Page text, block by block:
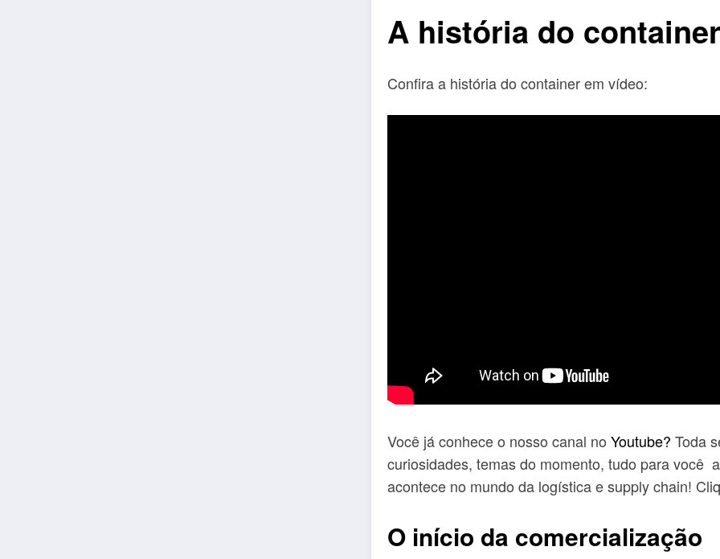
A história do
Confira a história do container em vídeo:
Você já conhece o nosso canal noYoutube? Toda
curiosidades, temas do momento, tudo para você
acontece no mundo da logística e supply chain!
O início da comercialização